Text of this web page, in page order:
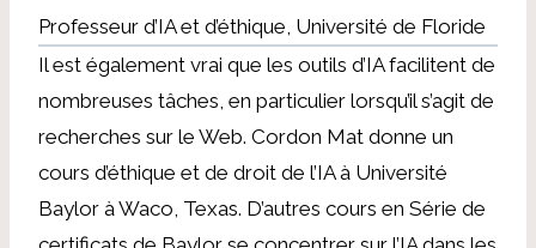
Professeur d’IA et d’éthique, Université de Floride
Il est également vrai que les outils d’IA facilitent de
nombreuses tâches, en particulier lorsqu’il s’agit de
recherches sur le Web. Cordon Mat donne un
cours d’éthique et de droit de l’IA à Université
Baylor à Waco, Texas. D’autres cours en Série de